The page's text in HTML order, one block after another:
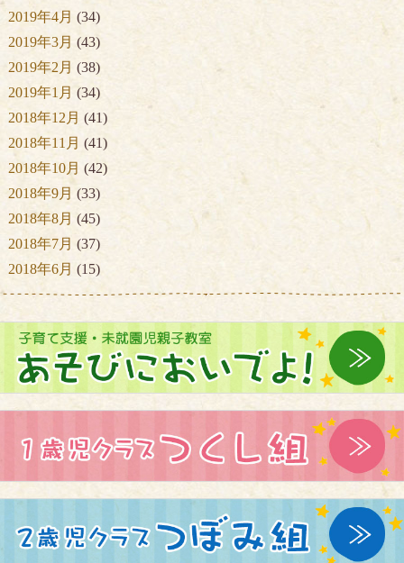
2019年4月 (34)
2019年3月 (43)
2019年2月 (38)
2019年1月 (34)
2018年12月 (41)
2018年11月 (41)
2018年10月 (42)
2018年9月 (33)
2018年8月 (45)
2018年7月 (37)
2018年6月 (15)